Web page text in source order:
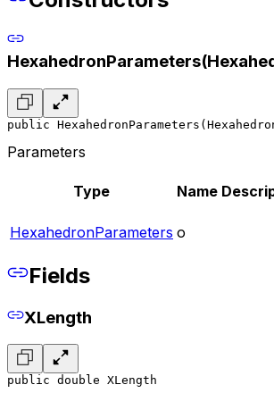
public
Parameters
Type Name
HexahedronParameters o
Fields
XLength
public double XLength